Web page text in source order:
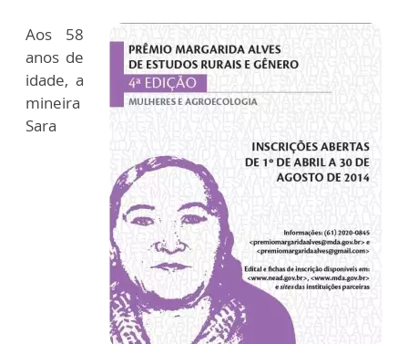
Aos 58
anos de
idade, a
mineira
Sara